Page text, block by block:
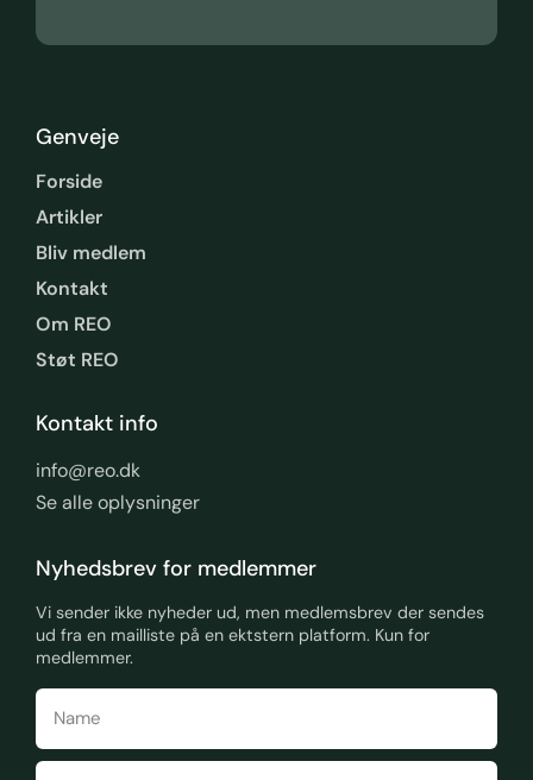
Genveje
Forside
Artikler
Bliv medlem
Kontakt
Om REO
Støt REO
Kontakt info
info@reo.dk
Se alle oplysninger
Nyhedsbrev for medlemmer
Vi sender ikke nyheder ud, men medlemsbrev der sendes
ud fra en mailliste på en ektstern platform. Kun for
medlemmer.